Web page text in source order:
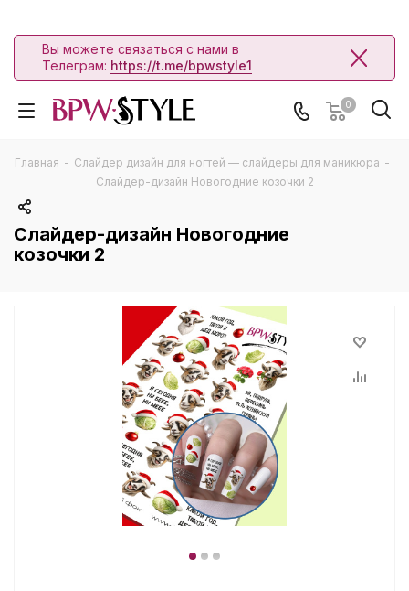
Вы можете связаться с нами в
Телеграм: https://t.me/bpwstyle1
0
Главная - Слайдер дизайн для ногтей — слайдеры для маникюра -
Слайдер-дизайн Новогодние козочки 2
Слайдер-дизайн Новогодние
козочки 2